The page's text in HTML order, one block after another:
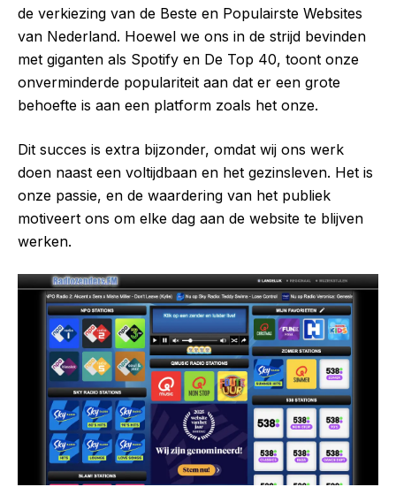
de verkiezing van de Beste en Populairste Websites
van Nederland. Hoewel we ons in de strijd bevinden
met giganten als Spotify en De Top 40, toont onze
onverminderde populariteit aan dat er een grote
behoefte is aan een platform zoals het onze.
Dit succes is extra bijzonder, omdat wij ons werk
doen naast een voltijdbaan en het gezinsleven. Het is
onze passie, en de waardering van het publiek
motiveert ons om elke dag aan de website te blijven
werken.